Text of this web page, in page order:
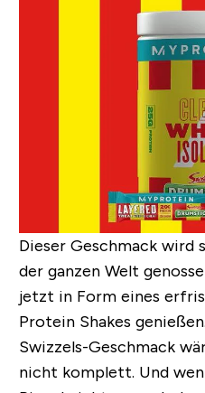
Dieser Geschmack wird
der ganzen Welt
jetzt in Form eines
Protein Shakes
Swizzels-Geschmack
nicht komplett. Und